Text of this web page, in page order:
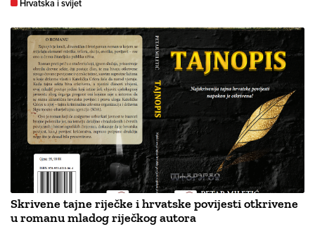
Hrvatska i svijet
Skrivene tajne riječke i hrvatske povijesti otkrivene
u romanu mladog riječkog autora